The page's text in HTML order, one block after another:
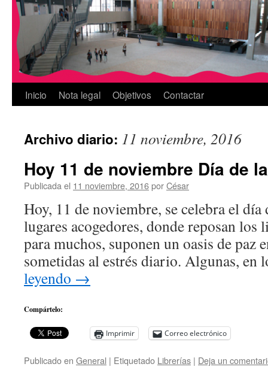
Inicio Nota legal Objetivos Contactar
Archivo diario: 11 noviembre, 2016
Hoy 11 de noviembre Día de
Publicada el 11 noviembre, 2016porCésar
Hoy, 11 de noviembre, se celebra el día
lugares acogedores, donde reposan los
para muchos, suponen un oasis de paz
sometidas al estrés diario. Algunas,
leyendo →
Compártelo:
Imprimir Correo electrónico
Publicado en General | Etiquetado Librerías | Deja un